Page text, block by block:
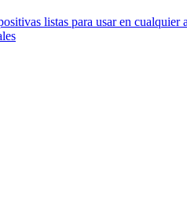
listas para usar en cualquier